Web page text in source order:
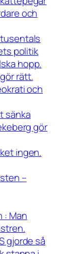
och
politik
hopp.
rätt.
och
sänka
gör
ingen.
–
: Man
gjorde så